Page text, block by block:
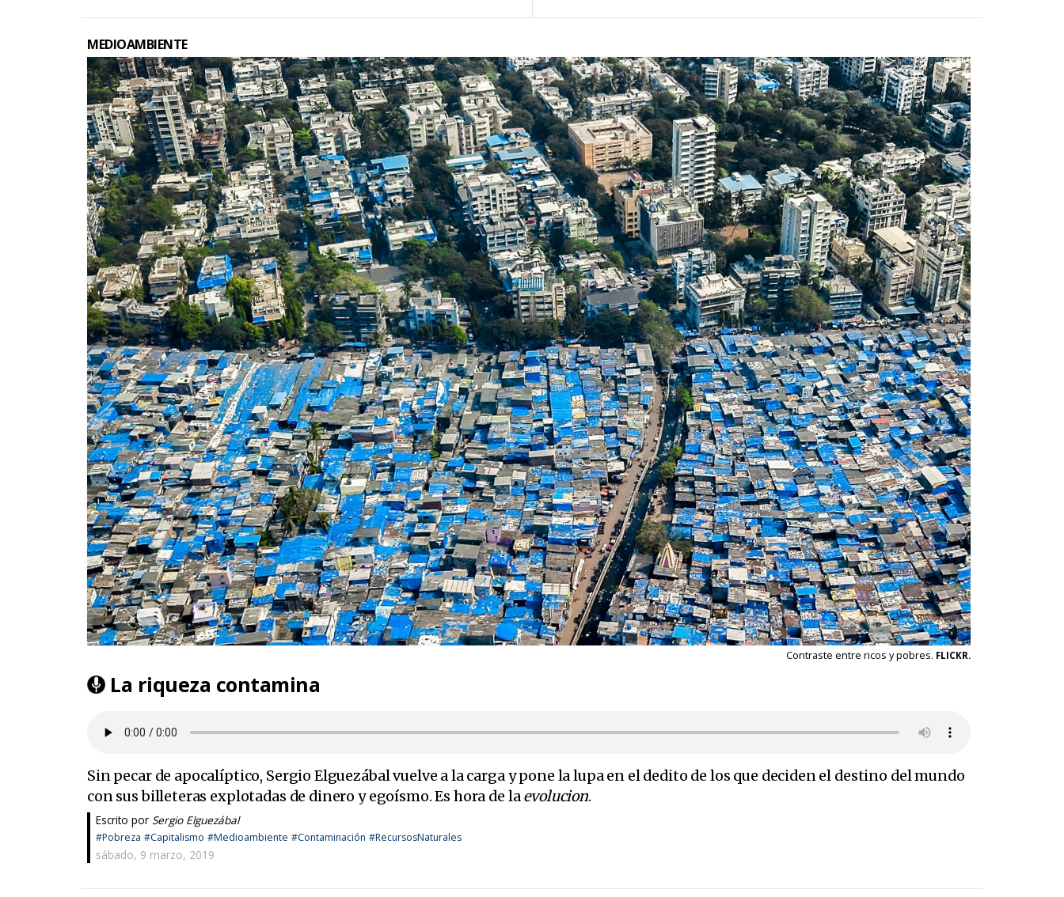
MEDIOAMBIENTE
Contraste entre ricos y pobres. FLICKR.
La riqueza contamina
Sin pecar de apocalíptico, Sergio Elguezábal vuelve a la carga y pone la lupa en el dedito de los que deciden el destino del mundo
con sus billeteras explotadas de dinero y egoísmo. Es hora de laevolucion.
Escrito por Sergio Elguezábal
#Pobreza #Capitalismo #Medioambiente #Contaminación #RecursosNaturales
sábado, 9 marzo, 2019